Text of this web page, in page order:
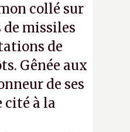
collé sur
missiles
de
Gênée aux
de ses
cité à la